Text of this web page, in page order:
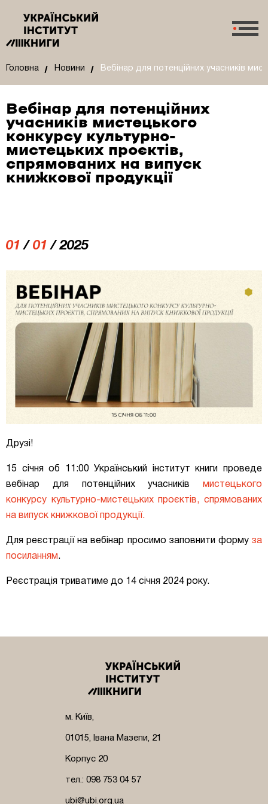
Головна Новини Вебінар для потенційних учасників
Вебінар для потенційних
учасників мистецького
конкурсу культурно-
мистецьких проєктів,
спрямованих на випуск
книжкової продукції
01 / 01 / 2025
Друзі!
15 січня об 11:00 Український інститут книги проведе
вебінар для потенційних учасників мистецького
конкурсу культурно-мистецьких проєктів, спрямованих
на випуск книжкової продукції.
Для реєстрації на вебінар просимо заповнити форму за
посиланням.
Реєстрація триватиме до 14 січня 2024 року.
м. Київ,
01015, Івана Мазепи, 21
Корпус 20
тел.: 098 753 04 57
ubi@ubi.org.ua